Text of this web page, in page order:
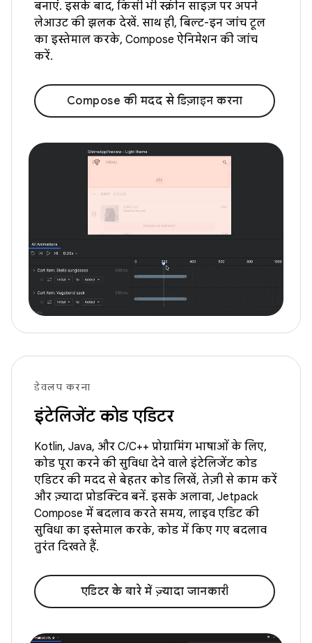
बनाएं. इसके बाद, किसी भी स्क्रीन साइज़ पर अपने
लेआउट की झलक देखें. साथ ही, बिल्ट-इन जांच टूल
का इस्तेमाल करके, Compose ऐनिमेशन की जांच
करें.
Compose की मदद से डिज़ाइन करना
डेवलप करना
इंटेलिजेंट कोड एडिटर
Kotlin, Java, और C/C++ प्रोग्रामिंग भाषाओं के लिए,
कोड पूरा करने की सुविधा देने वाले इंटेलिजेंट कोड
एडिटर की मदद से बेहतर कोड लिखें, तेज़ी से काम करें
और ज़्यादा प्रोडक्टिव बनें. इसके अलावा, Jetpack
Compose में बदलाव करते समय, लाइव एडिट की
सुविधा का इस्तेमाल करके, कोड में किए गए बदलाव
तुरंत दिखते हैं.
एडिटर के बारे में ज़्यादा जानकारी